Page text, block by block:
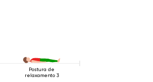
Postura de
relaxamento 3